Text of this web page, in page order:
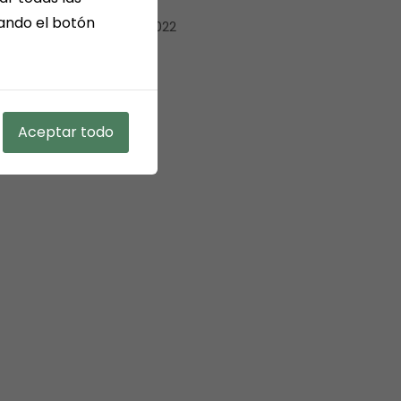
diciembre 2022
el botón
Aceptar todo